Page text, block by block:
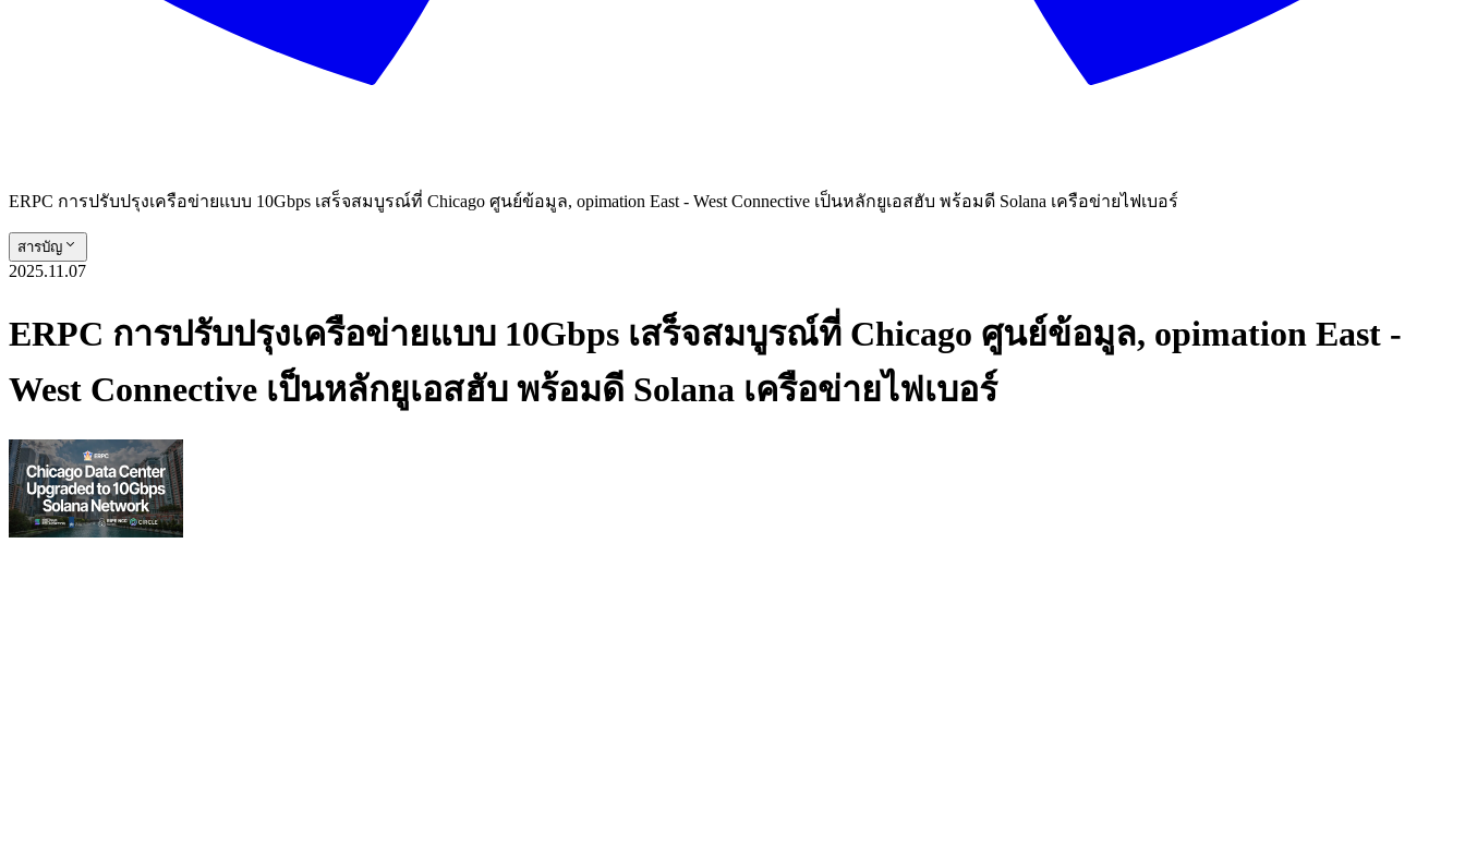
ERPC การปรับปรุงเครือข่ายแบบ 10Gbps เสร็จสมบูรณ์ที่ Chicago ศูนย์ข้อมูล, opimation East - West Connective เป็นหลักยูเอสฮับ พร้อมดี Solana เครือข่ายไฟเบอร์
สารบัญ
2025.11.07
ERPC การปรับปรุงเครือข่ายแบบ 10Gbps เสร็จสมบูรณ์ที่ Chicago ศูนย์ข้อมูล, opimation East -
West Connective เป็นหลักยูเอสฮับ พร้อมดี Solana เครือข่ายไฟเบอร์